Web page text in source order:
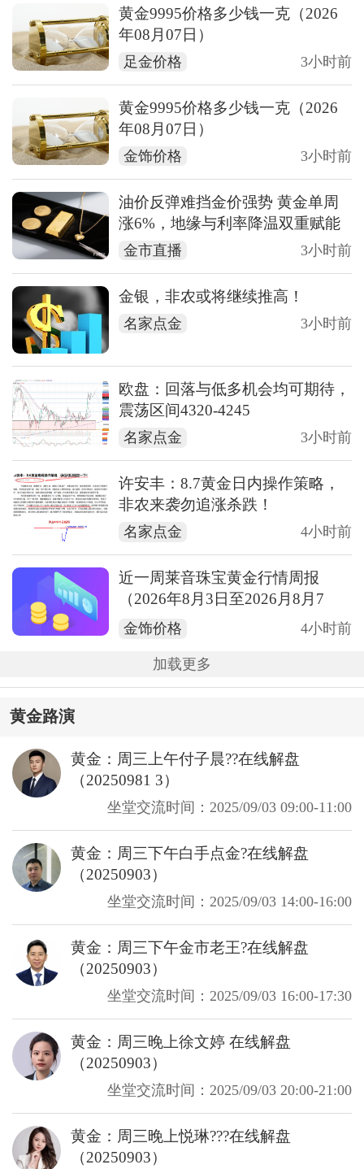
黄金9995价格多少钱一克（2026
年08月07日）
足金价格 3小时前
黄金9995价格多少钱一克（2026
年08月07日）
金饰价格 3小时前
油价反弹难挡金价强势 黄金单周
涨6%，地缘与利率降温双重赋能
金市直播 3小时前
金银，非农或将继续推高！
名家点金 3小时前
欧盘：回落与低多机会均可期待，
震荡区间4320-4245
名家点金 3小时前
许安丰：8.7黄金日内操作策略，
非农来袭勿追涨杀跌！
名家点金 4小时前
近一周莱音珠宝黄金行情周报
（2026年8月3日至2026月8月7
日）
金饰价格 4小时前
加载更多
黄金路演
黄金：周三上午付子晨??在线解盘
（20250981 3）
坐堂交流时间：2025/09/03 09:00-11:00
黄金：周三下午白手点金?在线解盘
（20250903）
坐堂交流时间：2025/09/03 14:00-16:00
黄金：周三下午金市老王?在线解盘
（20250903）
坐堂交流时间：2025/09/03 16:00-17:30
黄金：周三晚上徐文婷 在线解盘
（20250903）
坐堂交流时间：2025/09/03 20:00-21:00
黄金：周三晚上悦琳???在线解盘
（20250903）